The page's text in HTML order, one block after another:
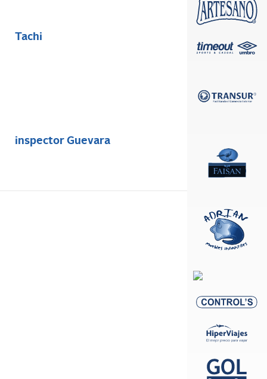
Tachi
inspector Guevara